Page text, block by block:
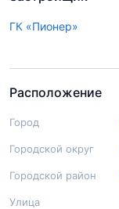
ГК «Пионер»
Расположение
Город
Городской округ
Городской район
Улица